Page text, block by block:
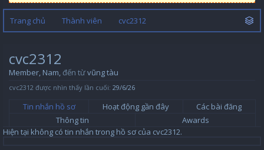
Trang chủ Thành viên cvc2312
cvc2312
Member, Nam,đến từvũng tàu
cvc2312 được nhìn thấy lần cuối: 29/6/26
Tin nhắn hồ sơ Hoạt động gần đây
Các bài đăng
Thông tin
Awards
Hiện tại không có tin nhắn trong hồ sơ của cvc2312.